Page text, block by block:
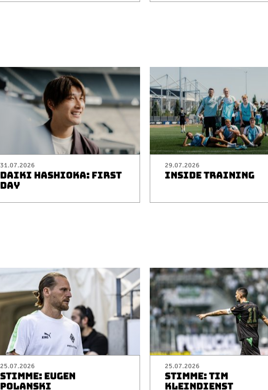
31.07.2026
DAIKI HASHIOKA: FIRST
DAY
29.07.2026
INSIDE TRAINING
25.07.2026
STIMME: EUGEN
POLANSKI
25.07.2026
STIMME: TIM
KLEINDIENST